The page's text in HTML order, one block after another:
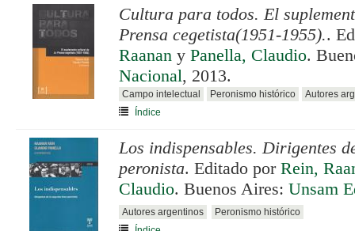
Cultura para todos. El
Prensa cegetista(1951-1955)..
Raanan y Panella, Claudio.
Nacional, 2013.
Campo intelectual Peronismo histórico
Autores
Índice
Los indispensables. Dirigentes
peronista. Editado por Rein,
Claudio. Buenos Aires: Unsam
Autores argentinos
Peronismo histórico